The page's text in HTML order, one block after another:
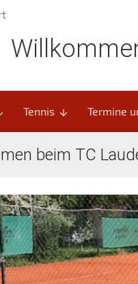
Tennis arrow_downward Termine
beim TC